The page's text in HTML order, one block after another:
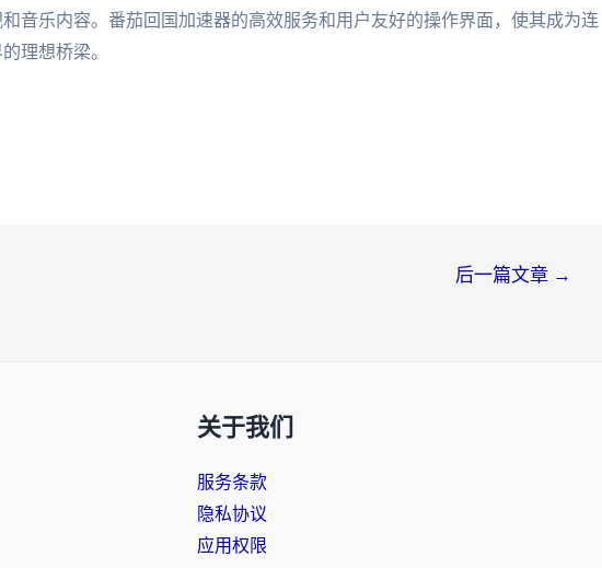
音乐内容。番茄回国加速器的高效服务和用户友好的操作界面，使其成为连
理想桥梁。
后一篇文章 →
关于我们
服务条款
隐私协议
应用权限